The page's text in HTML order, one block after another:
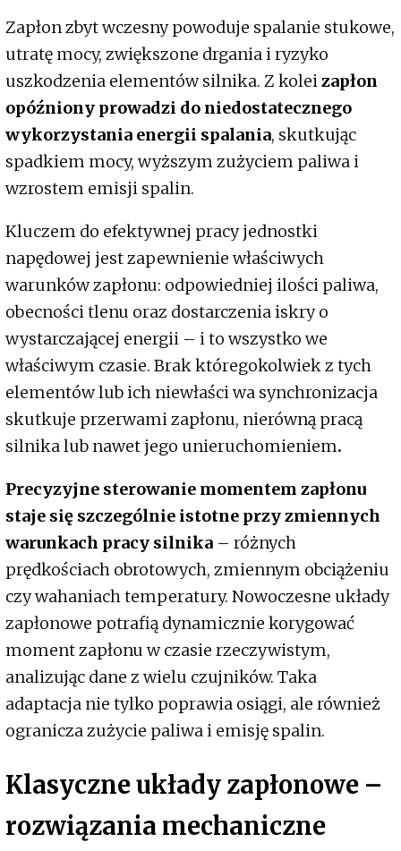
Zapłon zbyt wczesny powoduje spalanie stukowe,
utratę mocy, zwiększone drgania i ryzyko
uszkodzenia elementów silnika. Z koleizapłon
opóźniony prowadzi do niedostatecznego
wykorzystania energii spalania, skutkując
spadkiem mocy, wyższym zużyciem paliwa i
wzrostem emisji spalin.
Kluczem do efektywnej pracy jednostki
napędowej jest zapewnienie właściwych
warunków zapłonu: odpowiedniej ilości paliwa,
obecności tlenu oraz dostarczenia iskry o
wystarczającej energii – i to wszystko we
właściwym czasie. Brak któregokolwiek z tych
elementów lub ich niewłaści wa synchronizacja
skutkuje przerwami zapłonu, nierówną pracą
silnika lub nawet jego unieruchomieniem.
Precyzyjne sterowanie momentem zapłonu
staje się szczególnie istotne przy zmiennych
warunkach pracy silnika – różnych
prędkościach obrotowych, zmiennym obciążeniu
czy wahaniach temperatury. Nowoczesne układy
zapłonowe potrafią dynamicznie korygować
moment zapłonu w czasie rzeczywistym,
analizując dane z wielu czujników. Taka
adaptacja nie tylko poprawia osiągi, ale również
ogranicza zużycie paliwa i emisję spalin.
Klasyczne układy zapłonowe –
rozwiązania mechaniczne